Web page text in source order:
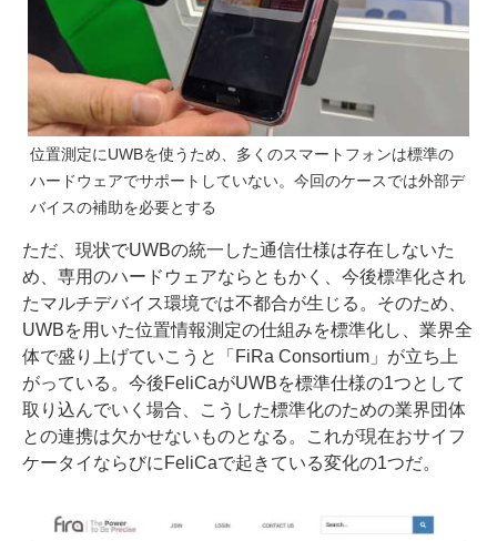
位置測定にUWBを使うため、多くのスマートフォンは標準の
ハードウェアでサポートしていない。今回のケースでは外部デ
バイスの補助を必要とする
ただ、現状でUWBの統一した通信仕様は存在しないた
め、専用のハードウェアならともかく、今後標準化され
たマルチデバイス環境では不都合が生じる。そのため、
UWBを用いた位置情報測定の仕組みを標準化し、業界全
体で盛り上げていこうと「 FiRa Consortium」が立ち上
がっている。今後FeliCaがUWBを標準仕様の1つとして
取り込んでいく場合、こうした標準化のための業界団体
との連携は欠かせないものとなる。これが現在おサイフ
ケータイならびにFeliCaで起きている変化の1つだ。